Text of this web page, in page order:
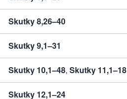
Skutky 8,26–40
Skutky 9,1–31
Skutky 10,1–48, Skutky 11,1–18
Skutky 12,1–24